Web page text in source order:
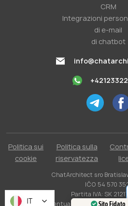
CRM
Integrazioni
di e-mail
di chatbot
Politica sui
cookie
Politica sulla
riservatezza
ChatArchitect sro
IČO 54 570
Partita IVA: SK
Eventuali tasse applicabili
IT Sito Fidato